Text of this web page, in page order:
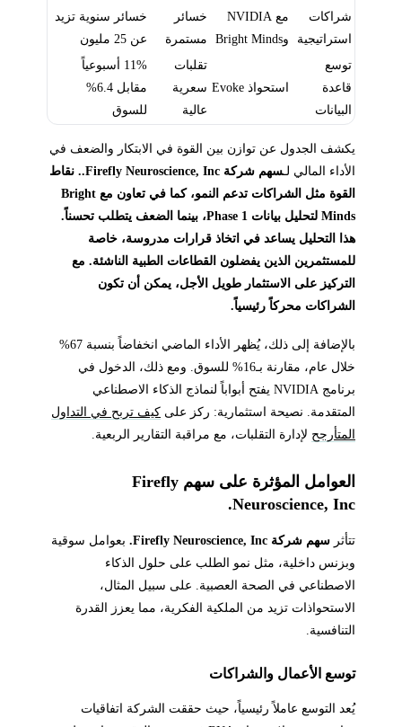
شراكات
استراتيجية
مع NVIDIA
وBright Minds
خسائر
مستمرة
خسائر سنوية تزيد
عن 25 مليون
توسع
قاعدة
البيانات
استحواذ Evoke
تقلبات
سعرية
عالية
11% أسبوعياً
مقابل 6.4%
للسوق
يكشف الجدول عن توازن بين القوة في الابتكار والضعف في
الأداء المالي لـ
سهم شركة Firefly Neuroscience, Inc.. نقاط
القوة مثل الشراكات تدعم النمو، كما في تعاون مع Bright
Minds لتحليل بيانات Phase 1، بينما الضعف يتطلب تحسناً.
هذا التحليل يساعد في اتخاذ قرارات مدروسة، خاصة
للمستثمرين الذين يفضلون القطاعات الطبية الناشئة. مع
التركيز على الاستثمار طويل الأجل، يمكن أن تكون
الشراكات محركاً رئيسياً.
بالإضافة إلى ذلك، يُظهر الأداء الماضي انخفاضاً بنسبة 67%
خلال عام، مقارنة بـ16% للسوق. ومع ذلك، الدخول في
برنامج NVIDIA يفتح أبواباً لنماذج الذكاء الاصطناعي
المتقدمة. نصيحة استثمارية: ركز على كيف تربح في التداول
المتأرجحلإدارة التقلبات، مع مراقبة التقارير الربعية.
العوامل المؤثرة على سهم Firefly
Neuroscience, Inc.
تتأثر سهم شركة Firefly Neuroscience, Inc.
بعوامل سوقية
وبزنس داخلية، مثل نمو الطلب على حلول الذكاء
الاصطناعي في الصحة العصبية. على سبيل المثال،
الاستحواذات تزيد من الملكية الفكرية، مما يعزز القدرة
التنافسية.
توسع الأعمال والشراكات
يُعد التوسع عاملاً رئيسياً، حيث حققت الشركة اتفاقيات